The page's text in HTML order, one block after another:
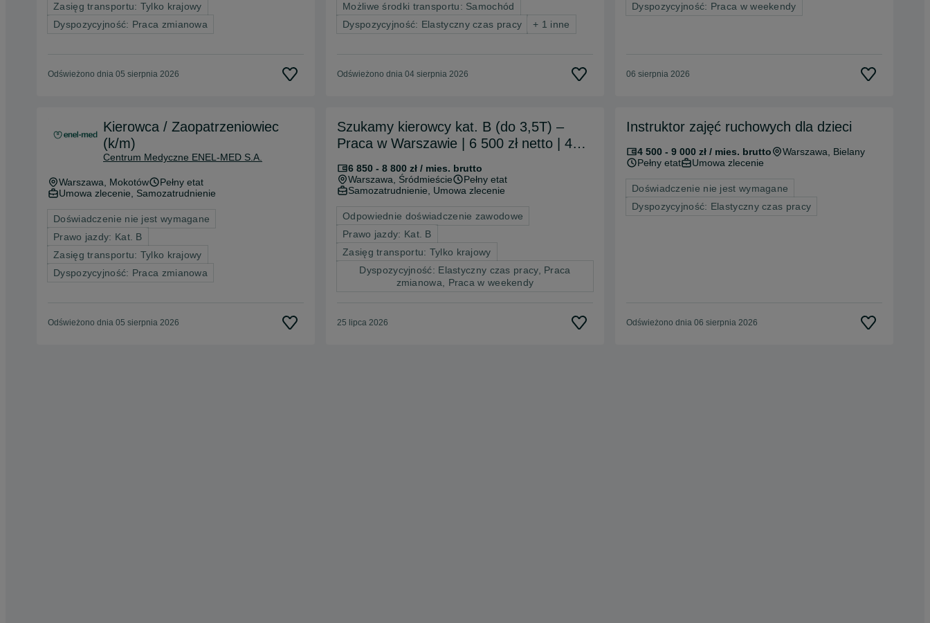
Zasięg transportu: Tylko krajowy
Dyspozycyjność: Praca zmianowa
Odświeżono dnia 05 sierpnia 2026
Możliwe środki transportu: Samochód
Dyspozycyjność: Elastyczny czas pracy
+ 1 inne
Odświeżono dnia 04 sierpnia 2026
Dyspozycyjność: Praca w weekendy
06 sierpnia 2026
Kierowca / Zaopatrzeniowiec
(k/m)
Centrum Medyczne ENEL-MED S.A.
Warszawa, Mokotów
Pełny etat
Umowa zlecenie, Samozatrudnienie
Doświadczenie nie jest wymagane
Prawo jazdy: Kat. B
Zasięg transportu: Tylko krajowy
Dyspozycyjność: Praca zmianowa
Odświeżono dnia 05 sierpnia 2026
Szukamy kierowcy kat. B (do 3,5T) –
Praca w Warszawie | 6 500 zł netto | 4
dni pracy, 3 dni wolnego
6 850 - 8 800 zł / mies. brutto
Warszawa, Śródmieście
Pełny etat
Samozatrudnienie, Umowa zlecenie
Odpowiednie doświadczenie zawodowe
Prawo jazdy: Kat. B
Zasięg transportu: Tylko krajowy
Dyspozycyjność: Elastyczny czas pracy, Praca
zmianowa, Praca w weekendy
25 lipca 2026
Instruktor zajęć ruchowych dla dzieci
4 500 - 9 000 zł / mies. brutto Warszawa, Bielany
Pełny etat
Umowa zlecenie
Doświadczenie nie jest wymagane
Dyspozycyjność: Elastyczny czas pracy
Odświeżono dnia 06 sierpnia 2026